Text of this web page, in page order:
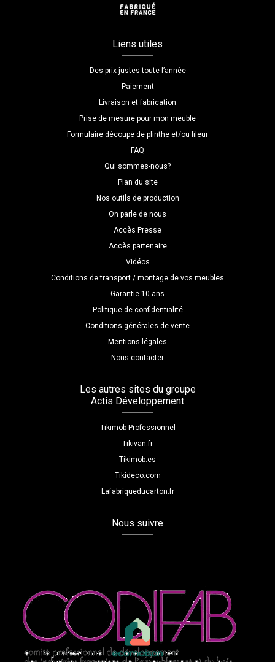
Liens utiles
Des prix justes toute l’année
Paiement
Livraison et fabrication
Prise de mesure pour mon meuble
Formulaire découpe de plinthe et/ou fileur
FAQ
Qui sommes-nous?
Plan du site
Nos outils de production
On parle de nous
Accès Presse
Accès partenaire
Vidéos
Conditions de transport / montage de vos meubles
Garantie 10 ans
Politique de confidentialité
Conditions générales de vente
Mentions légales
Nous contacter
Les autres sites du groupe
Actis Développement
Tikimob Professionnel
Tikivan.fr
Tikimob.es
Tikideco.com
Lafabriqueducarton.fr
Nous suivre